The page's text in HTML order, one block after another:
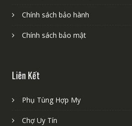
Chính sách bảo hành
Chính sách bảo mật
Liên Kết
Phụ Tùng Hợp My
Chợ Uy Tín